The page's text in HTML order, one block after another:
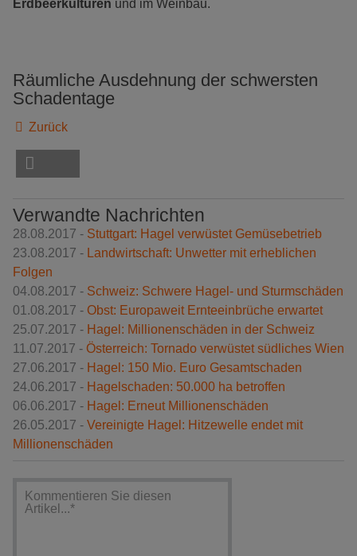
Erdbeerkulturen und im Weinbau.
Räumliche Ausdehnung der schwersten
Schadentage
Zurück
Verwandte Nachrichten
28.08.2017 - Stuttgart: Hagel verwüstet Gemüsebetrieb
23.08.2017 - Landwirtschaft: Unwetter mit erheblichen
Folgen
04.08.2017 - Schweiz: Schwere Hagel- und Sturmschäden
01.08.2017 - Obst: Europaweit Ernteeinbrüche erwartet
25.07.2017 - Hagel: Millionenschäden in der Schweiz
11.07.2017 - Österreich: Tornado verwüstet südliches Wien
27.06.2017 - Hagel: 150 Mio. Euro Gesamtschaden
24.06.2017 - Hagelschaden: 50.000 ha betroffen
06.06.2017 - Hagel: Erneut Millionenschäden
26.05.2017 - Vereinigte Hagel: Hitzewelle endet mit
Millionenschäden